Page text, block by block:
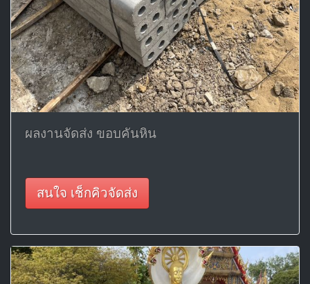
ผลงานจัดส่ง ขอบคันหิน
สนใจ เช็กคิวจัดส่ง